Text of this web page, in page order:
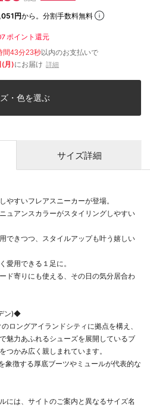
円から。分割手数料無料
ポイント還元
間43分23秒以内のお支払いで
(月)にお届け 詳細
・色を選ぶ
サイズ詳細
やすいフレアスニーカーが登場。
ュアンスカラーがスタイリングしやすい
できつつ、スタイルアップも叶う嬉しい
愛用できる１足に。
ド寄りにも使える、その日の気分居合わ
ン)◆
のロングアイランドシティに拠点を構え、
魅力あふれるシューズを展開しているブ
つかみ広く親しまれています。
象徴する厚底ブーツやミュールが代表的な
には、サイトのご案内と異なるサイズ名